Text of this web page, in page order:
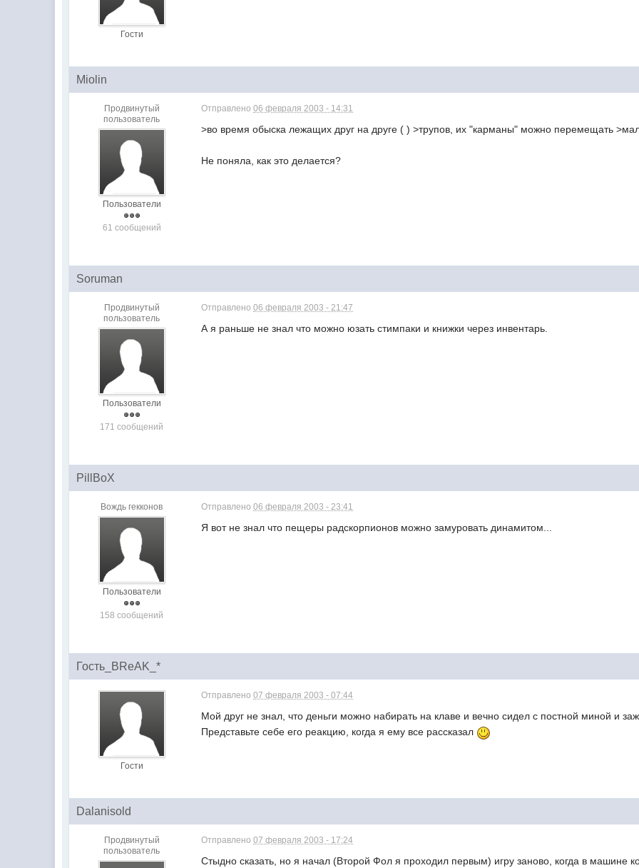
Гости
Miolin
Продвинутый
пользователь
Пользователи
61 сообщений
Отправлено06 февраля 2003 - 14:31
>во время обыска лежащих друг на друге ( ) >трупов, их "карманы" можно перемещать
Не поняла, как это делается?
Soruman
Продвинутый
пользователь
Пользователи
171 сообщений
Отправлено06 февраля 2003 - 21:47
А я раньше не знал что можно юзать стимпаки и книжки через инвентарь.
PillBoX
Вождь гекконов
Пользователи
158 сообщений
Отправлено06 февраля 2003 - 23:41
Я вот не знал что пещеры радскорпионов можно замуровать динамитом...
Гость_BReAK_*
Гости
Отправлено07 февраля 2003 - 07:44
Мой друг не знал, что деньги можно набирать на клаве и вечно сидел с постной миной и
Представьте себе его реакцию, когда я ему все рассказал
Dalanisold
Продвинутый
пользователь
Отправлено07 февраля 2003 - 17:24
Стыдно сказать, но я начал (Второй Фол я проходил первым) игру заново, когда в машине